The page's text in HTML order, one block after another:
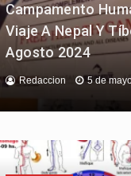
Campamento
Viaje A Nepal Y
Agosto 2024
Redaccion 5 de